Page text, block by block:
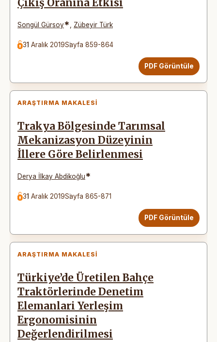
Çıkış Oranına Etkisi
Songül Gürsoy* Zübeyir Türk
31 Aralık 2019Sayfa 859-864
PDF Görüntüle
ARAŞTIRMA MAKALESI
Trakya Bölgesinde Tarımsal
Mekanizasyon Düzeyinin
İllere Göre Belirlenmesi
Derya İlkay Abdikoğlu*
31 Aralık 2019Sayfa 865-871
PDF Görüntüle
ARAŞTIRMA MAKALESI
Türkiye’de Üretilen Bahçe
Traktörlerinde Denetim
Elemanlari Yerleşim
Ergonomisinin
Değerlendirilmesi